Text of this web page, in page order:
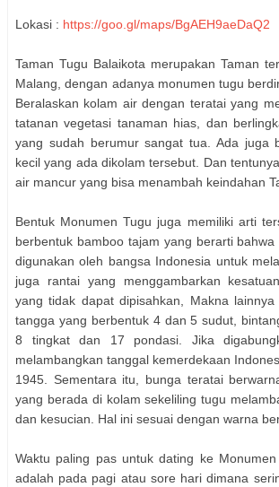
Lokasi : https://goo.gl/maps/BgAEH9aeDaQ2
Taman Tugu Balaikota merupakan Taman
Malang, dengan adanya monumen tugu
Beralaskan kolam air dengan teratai yang
tatanan vegetasi tanaman hias, dan
yang sudah berumur sangat tua. Ada juga
kecil yang ada dikolam tersebut. Dan
air mancur yang bisa menambah keindahan
Bentuk Monumen Tugu juga memiliki arti
berbentuk bamboo tajam yang berarti
digunakan oleh bangsa Indonesia untuk
juga rantai yang menggambarkan
yang tidak dapat dipisahkan, Makna
tangga yang berbentuk 4 dan 5 sudut,
8 tingkat dan 17 pondasi. Jika
melambangkan tanggal kemerdekaan
1945. Sementara itu, bunga teratai
yang berada di kolam sekeliling tugu
dan kesucian. Hal ini sesuai dengan warna
Waktu paling pas untuk dating ke
adalah pada pagi atau sore hari dimana